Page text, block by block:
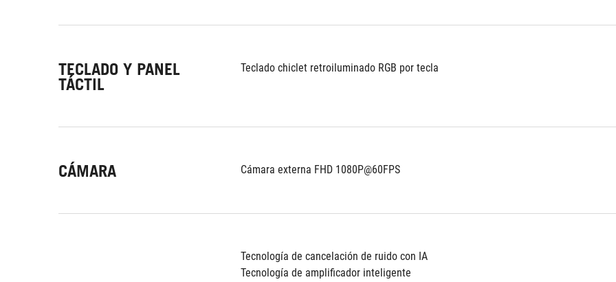
TECLADO Y PANEL
TÁCTIL
Teclado chiclet retroiluminado RGB por tecla
CÁMARA Cámara externa FHD 1080P@60FPS
Tecnología de cancelación de ruido con IA
Tecnología de amplificador inteligente